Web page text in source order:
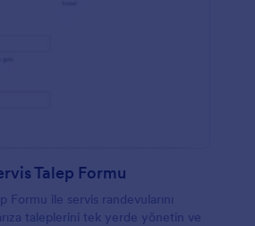
Talep Formu
Formu ile servis randevularını
taleplerini tek yerde yönetin ve